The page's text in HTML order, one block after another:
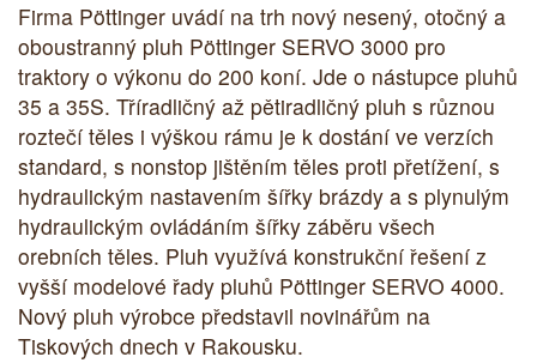
Firma Pöttinger uvádí na trh nový nesený, otočný a
oboustranný pluh Pöttinger SERVO 3000 pro
traktory o výkonu do 200 koní. Jde o nástupce pluhů
35 a 35S. Tříradličný až pětiradličný pluh s různou
roztečí těles i výškou rámu je k dostání ve verzích
standard, s nonstop jištěním těles proti přetížení, s
hydraulickým nastavením šířky brázdy a s plynulým
hydraulickým ovládáním šířky záběru všech
orebních těles. Pluh využívá konstrukční řešení z
vyšší modelové řady pluhů Pöttinger SERVO 4000.
Nový pluh výrobce představil novinářům na
Tiskových dnech v Rakousku.